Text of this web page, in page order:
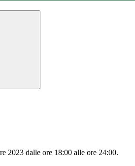
2023 dalle ore 18:00 alle ore 24:00.